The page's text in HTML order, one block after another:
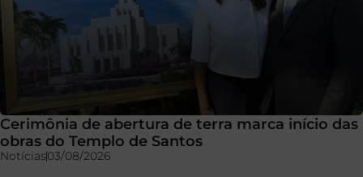
Cerimônia de abertura de terra marca início das
obras do Templo de Santos
Notícias03/08/2026